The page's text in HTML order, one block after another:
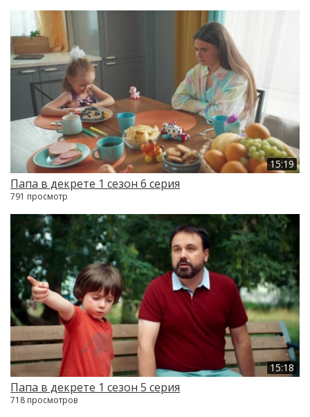
15:19
Папа в декрете 1 сезон 6 серия
791 просмотр
15:18
Папа в декрете 1 сезон 5 серия
718 просмотров